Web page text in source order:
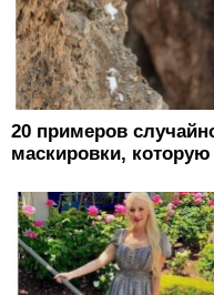
20 примеров
маскировки,